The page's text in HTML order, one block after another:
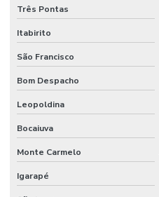
Três Pontas
Itabirito
São Francisco
Bom Despacho
Leopoldina
Bocaiuva
Monte Carmelo
Igarapé